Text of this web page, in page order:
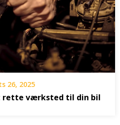
26, 2025
rette værksted til din bil